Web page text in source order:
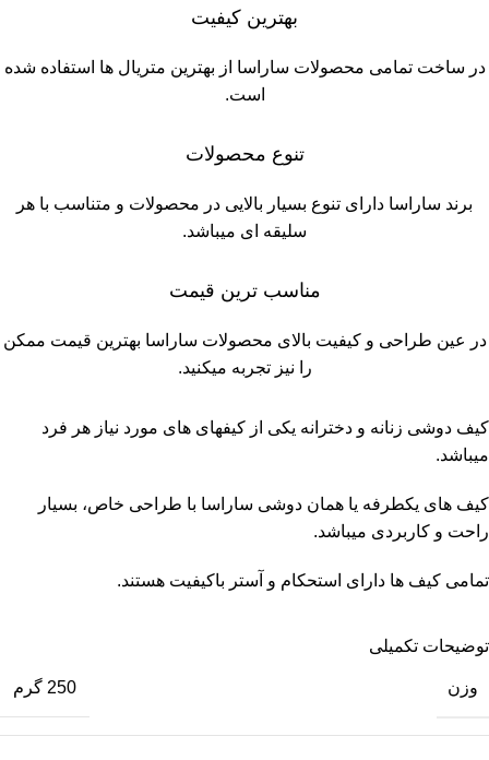
بهترین کیفیت
در ساخت تمامی محصولات ساراسا از بهترين متریال ها استفاده شده
است.
تنوع محصولات
برند ساراسا دارای تنوع بسیار بالایی در محصولات و متناسب با هر
سلیقه ای میباشد.
مناسب ترین قیمت
در عین طراحی و کیفیت بالای محصولات ساراسا بهترین قیمت ممکن
را نیز تجربه میکنید.
کیف دوشى زنانه و دخترانه یکی از كيفهاى های مورد نیاز هر فرد
میباشد.
کیف های يكطرفه يا همان دوشى ساراسا با طراحی خاص، بسیار
راحت و کاربردی میباشد.
تمامی کیف ها دارای استحكام و آستر باكيفيت هستند.
توضیحات تکمیلی
وزن 250 گرم